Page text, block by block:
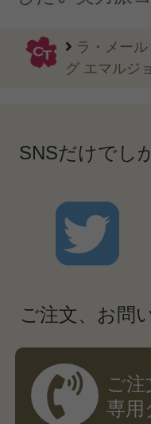
ラ・メール
グ エマルジ
SNSだけでし
ご注文、お問
ご注
専用